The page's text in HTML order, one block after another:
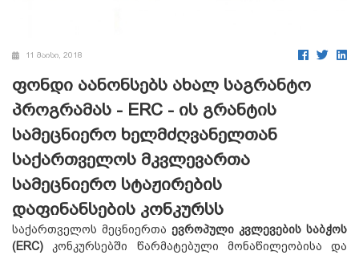
11 მაისი, 2018
ფონდი აანონსებს ახალ საგრანტო
პროგრამას - ERC - ის გრანტის
სამეცნიერო ხელმძღვანელთან
საქართველოს მკვლევართა
სამეცნიერო სტაჟირების
დაფინანსების კონკურსს
საქართველოს მეცნიერთა ევროპული კვლევების საბჭოს
(ERC) კონკურსებში წარმატებული მონაწილეობისა და